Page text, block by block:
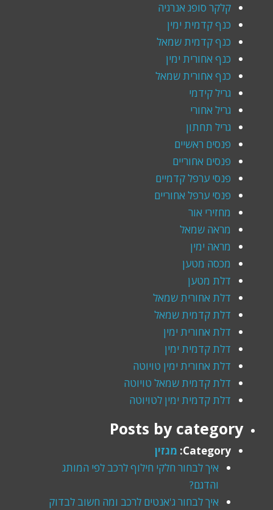
קלקר סופג אנרגיה
כנף קדמית ימין
כנף קדמית שמאל
כנף אחורית ימין
כנף אחורית שמאל
גריל קידמי
גריל אחורי
גריל תחתון
פנסים ראשיים
פנסים אחוריים
פנסי ערפל קדמיים
פנסי ערפל אחוריים
מחזירי אור
מראה שמאל
מראה ימין
מכסה מטען
דלת מטען
דלת אחורית שמאל
דלת קדמית שמאל
דלת אחורית ימין
דלת קדמית ימין
דלת אחורית ימין טויוטה
דלת קדמית שמאל טויוטה
דלת קדמית ימין לטויוטה
Posts by category
Category: מגזין
איך לבחור חלקי חילוף לרכב לפי המותג
והדגם?
איך לבחור ג'אנטים לרכב ומה חשוב לבדוק